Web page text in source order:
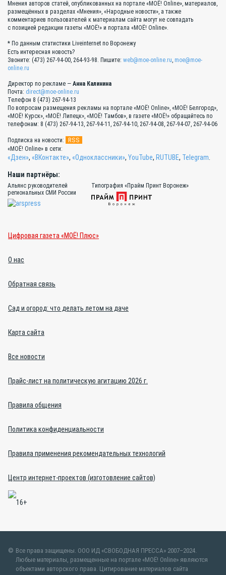
Мнения авторов статей, опубликованных на портале «МОЁ! Online», материалов,
размещённых в разделах «Мнения», «Народные новости», а также
комментариев пользователей к материалам сайта могут не совпадать
с позицией редакции газеты «МОЁ!» и портала «МОЁ! Online».
* По данным статистики Liveinternet по Воронежу
Есть интересная новость?
Звоните: (473) 267-94-00, 264-93-98. Пишите: web@moe-online.ru moe@moe-
online.ru
Директор по рекламе — Анна Калинина
Почта: direct@moe-online.ru
Телефон 8 (473) 267-94-13
По вопросам размещения рекламы на портале «МОЁ! Online», «МОЁ! Белгород»,
«МОЁ! Курск», «МОЁ! Липецк», «МОЁ! Тамбов», в газете «МОЁ!» обращайтесь по
телефонам: 8 (473) 267-94-13, 267-94-11, 267-94-10, 267-94-08, 267-94-07, 267-94-06
Подписка на новости: RSS
«МОЁ! Online» в сети:
«Дзен», «ВКонтакте», «Одноклассники», YouTube, RUTUBE, Telegram
Наши партнёры:
Альянс руководителей
региональных СМИ России
Типография «Прайм Принт Воронеж»
Цифровая газета «МОЁ! Плюс»
О нас
Обратная связь
Сад и огород: что делать летом на даче
Карта сайта
Все новости
Прайс-лист на политическую агитацию 2026 г.
Правила общения
Политика конфиденциальности
Правила применения рекомендательных технологий
Центр интернет-проектов (изготовление сайтов)
Все права защищены. ООО ИД «СВОБОДНАЯ ПРЕССА» 2007–2024.
Любые материалы, размещенные на портале «МОЁ! Online» являются
объектами авторского права. Цитирование материалов сайта